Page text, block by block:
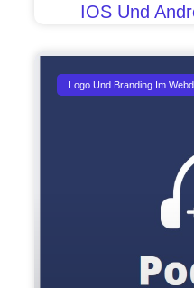
IOS Und
Logo Und Branding Im